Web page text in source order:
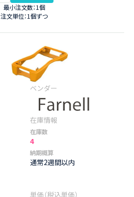
最小注文数：1個
注文単位：1個ずつ
在庫数
4
納期概算
通常2週間以内